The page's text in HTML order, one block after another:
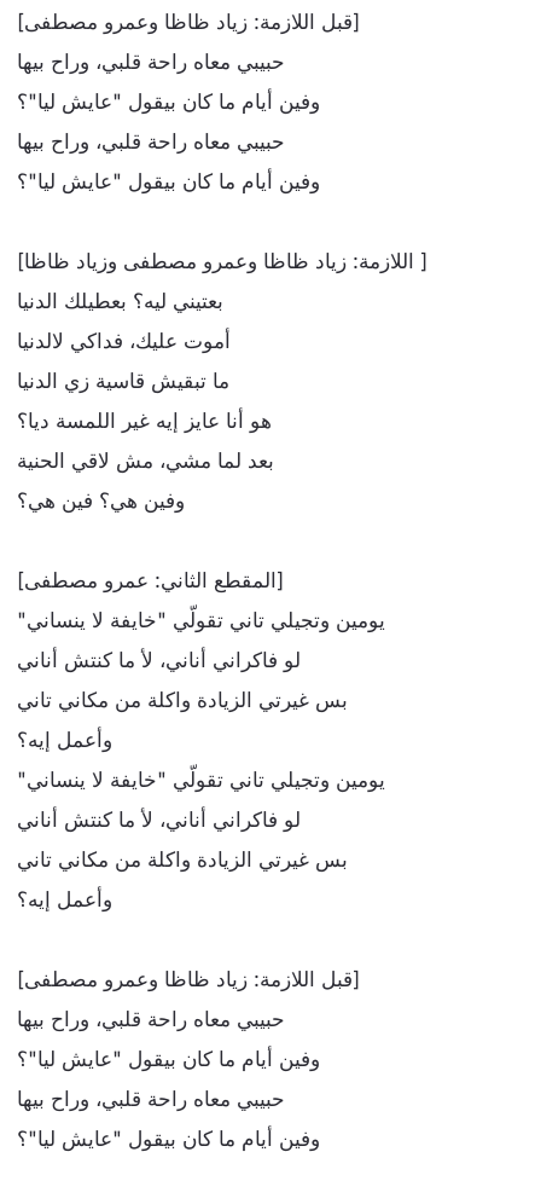
[قبل اللازمة: زياد ظاظا وعمرو مصطفى]
حبيبي معاه راحة قلبي، وراح بيها
وفين أيام ما كان بيقول "عايش ليا"؟
حبيبي معاه راحة قلبي، وراح بيها
وفين أيام ما كان بيقول "عايش ليا"؟
[اللازمة: زياد ظاظا وعمرو مصطفى وزياد ظاظا ]
بعتيني ليه؟ بعطيلك الدنيا
أموت عليك، فداكي لالدنيا
ما تبقيش قاسية زي الدنيا
هو أنا عايز إيه غير اللمسة ديا؟
بعد لما مشي، مش لاقي الحنية
وفين هي؟ فين هي؟
[المقطع الثاني: عمرو مصطفى]
"يومين وتجيلي تاني تقولّي "خايفة لا ينساني
لو فاكراني أناني، لأ ما كنتش أناني
بس غيرتي الزيادة واكلة من مكاني تاني
وأعمل إيه؟
"يومين وتجيلي تاني تقولّي "خايفة لا ينساني
لو فاكراني أناني، لأ ما كنتش أناني
بس غيرتي الزيادة واكلة من مكاني تاني
وأعمل إيه؟
[قبل اللازمة: زياد ظاظا وعمرو مصطفى]
حبيبي معاه راحة قلبي، وراح بيها
وفين أيام ما كان بيقول "عايش ليا"؟
حبيبي معاه راحة قلبي، وراح بيها
وفين أيام ما كان بيقول "عايش ليا"؟